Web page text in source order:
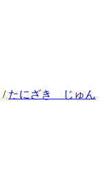
/ たにざき じゅん